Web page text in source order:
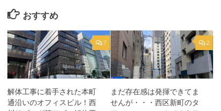
おすすめ
7
解体工事に着手された本町
通沿いのオフィスビル！西
2
まだ存在感は発揮できてま
せんが・・・西区新町のタ